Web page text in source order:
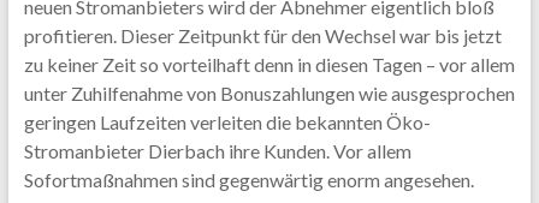
neuen Stromanbieters wird der Abnehmer eigentlich bloß
profitieren. Dieser Zeitpunkt für den Wechsel war bis jetzt
zu keiner Zeit so vorteilhaft denn in diesen Tagen – vor allem
unter Zuhilfenahme von Bonuszahlungen wie ausgesprochen
geringen Laufzeiten verleiten die bekannten Öko-
Stromanbieter Dierbach ihre Kunden. Vor allem
Sofortmaßnahmen sind gegenwärtig enorm angesehen.